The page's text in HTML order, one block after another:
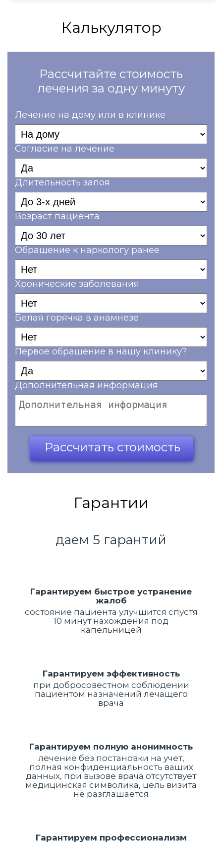
Калькулятор
Рассчитайте стоимость
лечения за одну минуту
Лечение на дому или в клинике
Согласие на лечение
Длительность запоя
Возраст пациента
Обращение к наркологу ранее
Хронические заболевания
Белая горячка в анамнезе
Первое обращение в нашу клинику?
Дополнительная информация
Рассчитать стоимость
Ваш телефон*
Гарантии
даем 5 гарантий
Гарантируем быстрое устранение
жалоб
состояние пациента улучшится спустя
10 минут нахождения под
капельницей
Гарантируем эффективность
при добросовестном соблюдении
пациентом назначений лечащего
врача
Гарантируем полную анонимность
лечение без постановки на учет,
полная конфиденциальность ваших
данных, при вызове врача отсутствует
медицинская символика, цель визита
не разглашается
Гарантируем профессионализм